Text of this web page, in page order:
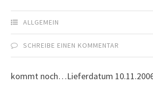
ALLGEMEIN
SCHREIBE EINEN KOMMENTAR
kommt noch…Lieferdatum